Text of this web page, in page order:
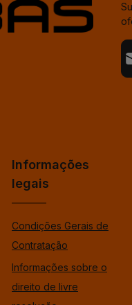
Informações
legais
Condições Gerais de
Contratação
Informações sobre o
direito de livre